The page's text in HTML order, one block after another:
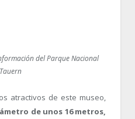
del Parque Nacional
atractivos de este museo,
de unos 16 metros,